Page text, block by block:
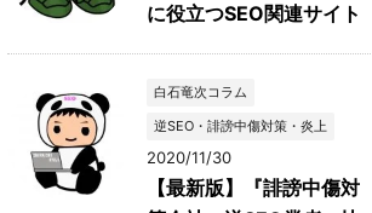
に役立つSEO関連サイト
白石竜次コラム
逆SEO・誹謗中傷対策・炎上
2020/11/30
【最新版】『誹謗中傷対